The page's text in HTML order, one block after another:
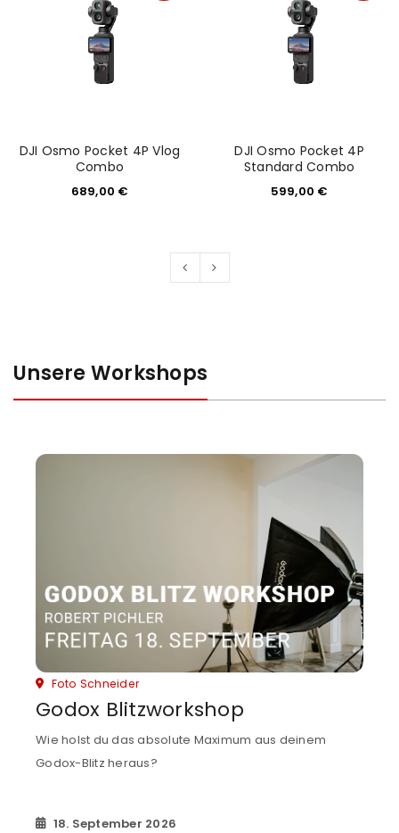
DJI Osmo Pocket 4P Vlog
Combo
689,00€
DJI Osmo Pocket 4P
Standard Combo
599,00€
Unsere Workshops
Foto Schneider
Godox Blitzworkshop
Wie holst du das absolute Maximum aus deinem
Godox-Blitz heraus?
18. September 2026